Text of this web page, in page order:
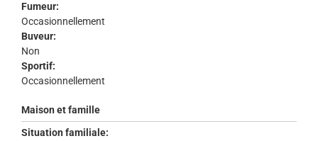
Fumeur:
Occasionnellement
Buveur:
Non
Sportif:
Occasionnellement
Maison et famille
Situation familiale: